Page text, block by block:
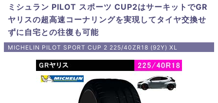
ミシュラン PILOT スポーツ CUP2はサーキットでGR
ヤリスの超高速コーナリングを実現してタイヤ交換せ
ずに自宅との往復も可能
MICHELIN PILOT SPORT CUP 2 225/40ZR18 (92Y) XL